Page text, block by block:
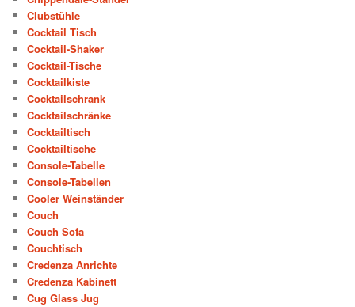
Clubstühle
Cocktail Tisch
Cocktail-Shaker
Cocktail-Tische
Cocktailkiste
Cocktailschrank
Cocktailschränke
Cocktailtisch
Cocktailtische
Console-Tabelle
Console-Tabellen
Cooler Weinständer
Couch
Couch Sofa
Couchtisch
Credenza Anrichte
Credenza Kabinett
Cug Glass Jug